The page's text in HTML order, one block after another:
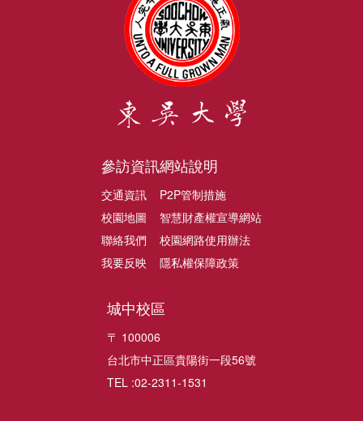
參訪資訊
交通資訊
校園地圖
聯絡我們
我要反映
網站說明
P2P管制措施
智慧財產權宣導網站
校園網路使用辦法
隱私權保障政策
城中校區
〒 100006
台北市中正區貴陽街一段56號
TEL :02-2311-1531